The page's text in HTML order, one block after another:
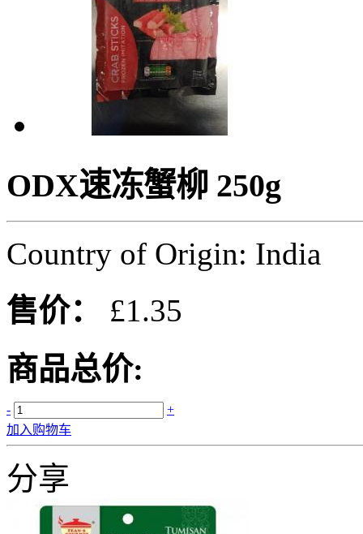
ODX速冻蟹柳 250g
Country of Origin: India
售价：
£1.35
商品总价:
-
+
加入购物车
分享